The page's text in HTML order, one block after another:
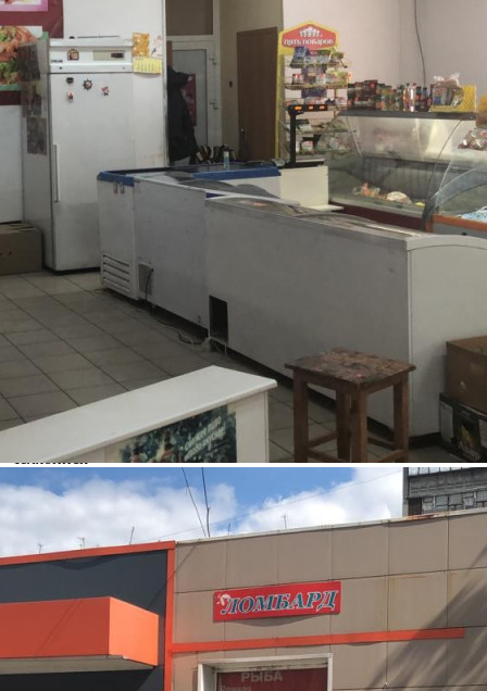
Челябинская обл
Получить контакты Посмотреть на карте
Сдам торговую площадь 30,5 кв.м. в торговом зале общей
площадью 100 кв.м. Рассмотрю любые варианты. Помещение
располагается в 1-этажном отдельно стоящем здании, район
Тракторозаводский. Возможное назначение - торговая
площадь. Отдельный вход с улицы. Отличное состояние
помещения. Проходимость хорошая, в это...
Навигация
Где находится
Контакты
Другие объявления
Характеристики помещения
№ объявления
102541
Дата размещения
03.05.2023
Челябинск
Мамина улица, д.23В
Расположено
Отдельно стоящее здание
Этаж
Предлагается
Желаемый / подходящий вид деятельности
Не указано
Назначение